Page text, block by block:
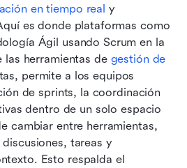
en tiempo real y
es donde plataformas como
Ágil usando Scrum en la
las herramientas de gestión de
permite a los equipos
de sprints, la coordinación
dentro de un solo espacio
cambiar entre herramientas,
tareas y
Esto respalda el